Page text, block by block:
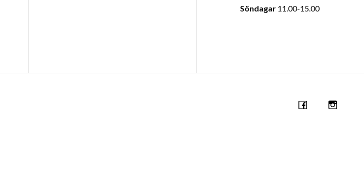
Söndagar11.00-15.00